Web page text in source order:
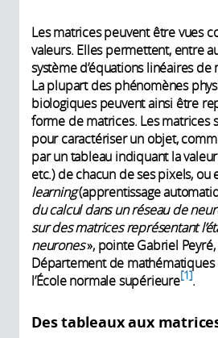
Les matrices peuvent être vues
valeurs. Elles permettent, entre
système d’équations linéaires
La plupart des phénomènes
biologiques peuvent ainsi être
forme de matrices. Les matrices
pour caractériser un objet,
par un tableau indiquant la
etc.) de chacun de ses pixels, ou
learning(apprentissage
du calcul dans un réseau de
sur des matrices représentant
neurones», pointe Gabriel
Département de
l’École normale supérieure 1 .
Des tableaux aux